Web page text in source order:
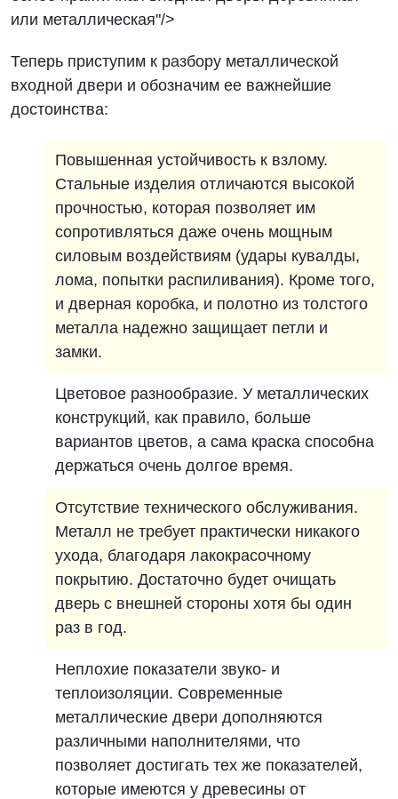
или металлическая"/>
Теперь приступим к разбору металлической
входной двери и обозначим ее важнейшие
достоинства:
Повышенная устойчивость к взлому.
Стальные изделия отличаются высокой
прочностью, которая позволяет им
сопротивляться даже очень мощным
силовым воздействиям (удары кувалды,
лома, попытки распиливания). Кроме того,
и дверная коробка, и полотно из толстого
металла надежно защищает петли и
замки.
Цветовое разнообразие. У металлических
конструкций, как правило, больше
вариантов цветов, а сама краска способна
держаться очень долгое время.
Отсутствие технического обслуживания.
Металл не требует практически никакого
ухода, благодаря лакокрасочному
покрытию. Достаточно будет очищать
дверь с внешней стороны хотя бы один
раз в год.
Неплохие показатели звуко- и
теплоизоляции. Современные
металлические двери дополняются
различными наполнителями, что
позволяет достигать тех же показателей,
которые имеются у древесины от